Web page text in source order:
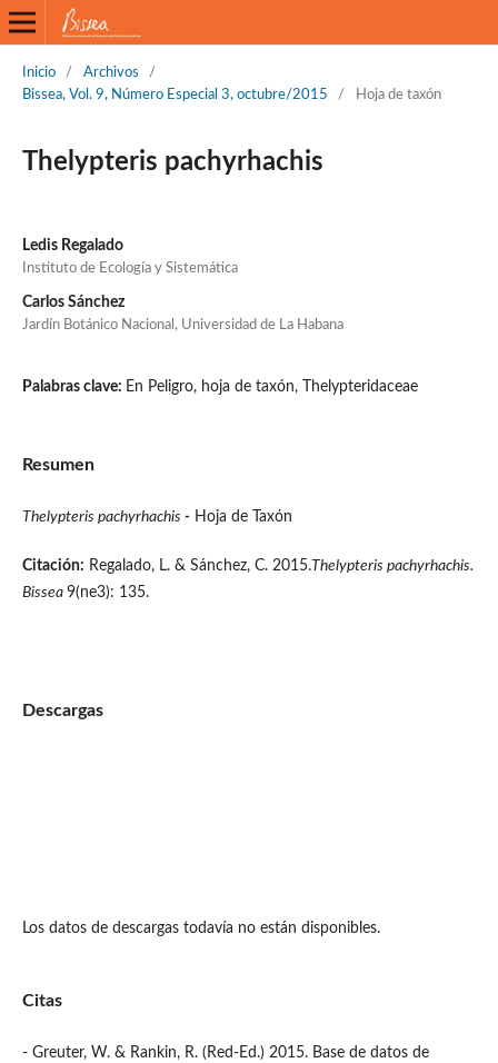
Inicio / Archivos
/
Bissea, Vol. 9, Número Especial 3, octubre/2015
/ Hoja de taxón
Thelypteris pachyrhachis
Ledis Regalado
Instituto de Ecología y Sistemática
Carlos Sánchez
Jardín Botánico Nacional, Universidad de La Habana
Palabras clave: En Peligro, hoja de taxón, Thelypteridaceae
Resumen
Thelypteris pachyrhachis - Hoja de Taxón
Citación: Regalado, L. & Sánchez, C. 2015.Thelypteris pachyrhachis.
Bissea 9(ne3): 135.
Descargas
Los datos de descargas todavía no están disponibles.
Citas
- Greuter, W. & Rankin, R. (Red-Ed.) 2015. Base de datos de